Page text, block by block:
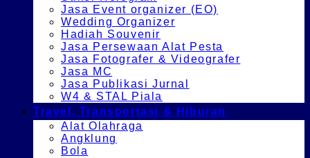
Jasa Event organizer (EO)
Wedding Organizer
Hadiah Souvenir
Jasa Persewaan Alat Pesta
Jasa Fotografer & Videografer
Jasa MC
Jasa Publikasi Jurnal
W4 & STAL Piala
Travel, Transportasi & Hiburan
Alat Olahraga
Angklung
Bola